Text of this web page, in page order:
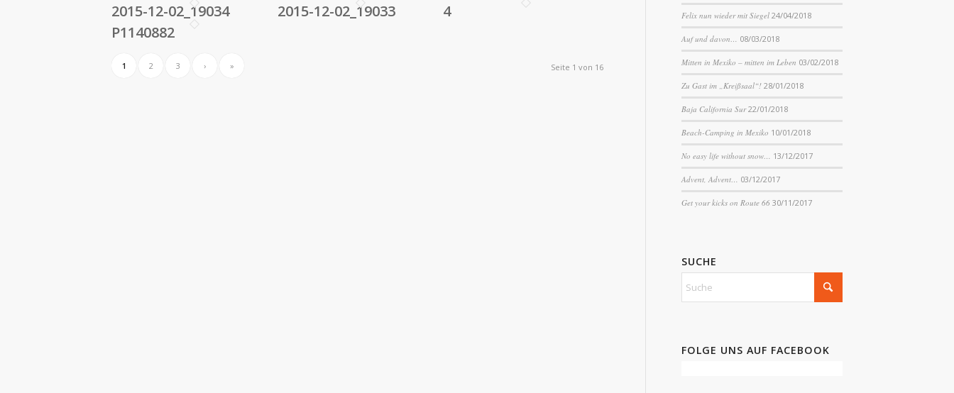
2015-12-02_19034
2015-12-02_19033
4
P1140882
Seite 1 von 16
1 2 3 › »
Felix nun wieder mit Siegel 24/04/2018
Auf und davon… 08/03/2018
Mitten in Mexiko – mitten im Leben 03/02/2018
Zu Gast im „Kreißsaal“! 28/01/2018
Baja California Sur 22/01/2018
Beach-Camping in Mexiko 10/01/2018
No easy life without snow… 13/12/2017
Advent, Advent… 03/12/2017
Get your kicks on Route 66 30/11/2017
SUCHE
FOLGE UNS AUF FACEBOOK